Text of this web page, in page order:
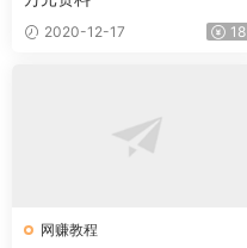
2020-12-17 18
网赚教程